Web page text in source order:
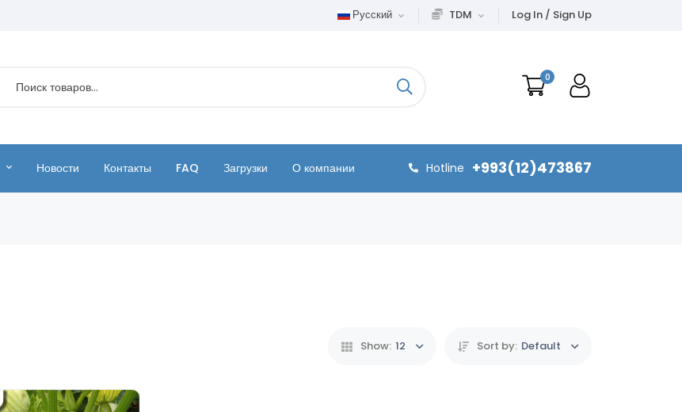
Русский TDM Log In / Sign Up
0
Новости Контакты FAQ Загрузки О компании Hotline +993(12)473867
Show: 12 Sort by: Default